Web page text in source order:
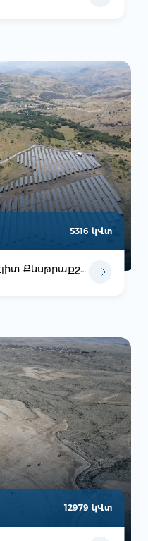
5316 կՎտ
Համակարգային կայան Էլիտ-Քնսթրաքշն ՍՊԸ
12979 կՎտ